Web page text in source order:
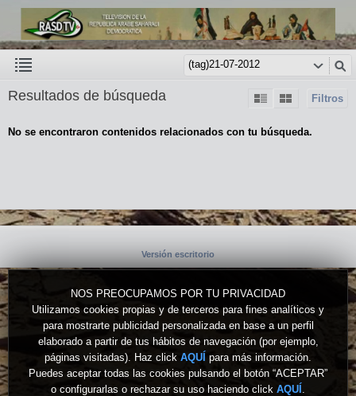
NOS PREOCUPAMOS POR TU PRIVACIDAD
Utilizamos cookies propias y de terceros para fines analíticos y
para mostrarte publicidad personalizada en base a un perfil
elaborado a partir de tus hábitos de navegación (por ejemplo,
páginas visitadas). Haz click AQUÍ para más información.
Puedes aceptar todas las cookies pulsando el botón “ACEPTAR”
o configurarlas o rechazar su uso haciendo click AQUÍ .
Filtros
Resultados de búsqueda
No se encontraron contenidos relacionados con tu búsqueda.
Versión escritorio